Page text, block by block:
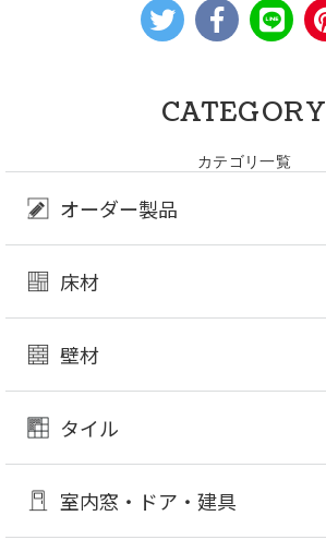
CATEGORY
カテゴリ一覧
オーダー製品
床材
壁材
タイル
室内窓・ドア・建具